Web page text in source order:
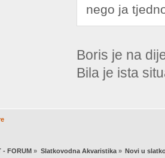
nego ja
Boris je na
Bila je ista
- FORUM » Slatkovodna Akvaristika» Novi u